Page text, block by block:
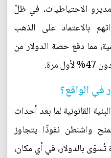
مديرو الاحتياطيات، في ظلّ
بالاعتماد على الذهب
مما دفع حصة الدولار من
مرة.
في الواقع؟
القانونية لما بعد أحداث
واشنطن نفوذًا يتجاوز
تُسوّى بالدولار، في أي مكان،